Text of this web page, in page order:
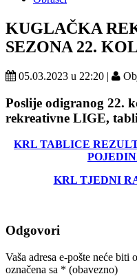
KUGLAČKA
SEZONA 22.
05.03.2023 u 22:20 |
Poslije odigranog 22.
rekreativne LIGE,
KRL TABLICE
KRL TJEDNI
Odgovori
Vaša adresa e-pošte neće biti
označena sa * (obavezno)